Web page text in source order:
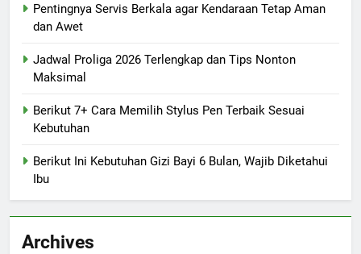
Pentingnya Servis Berkala agar Kendaraan Tetap Aman
dan Awet
Jadwal Proliga 2026 Terlengkap dan Tips Nonton
Maksimal
Berikut 7+ Cara Memilih Stylus Pen Terbaik Sesuai
Kebutuhan
Berikut Ini Kebutuhan Gizi Bayi 6 Bulan, Wajib Diketahui
Ibu
Archives